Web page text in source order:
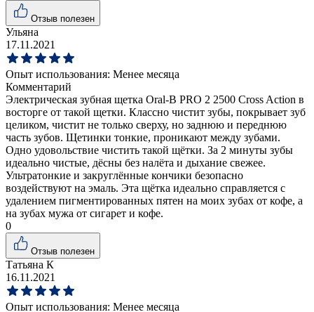
Отзыв полезен
Ульяна
17.11.2021
Опыт использования: Менее месяца
Комментарий
Электрическая зубная щетка Oral-B PRO 2 2500 Cross Action в
восторге от такой щетки. Классно чистит зубы, покрывает зуб
целиком, чистит не только сверху, но заднюю и переднюю
часть зубов. Щетинки тонкие, проникают между зубами.
Одно удовольствие чистить такой щётки. За 2 минуты зубы
идеально чистые, дёсны без налёта и дыхание свежее.
Ультратонкие и закруглённые кончики безопасно
воздействуют на эмаль. Эта щётка идеально справляется с
удалением пигментированных пятен на моих зубах от кофе, а
на зубах мужа от сигарет и кофе.
0
Отзыв полезен
Татьяна К
16.11.2021
Опыт использования: Менее месяца